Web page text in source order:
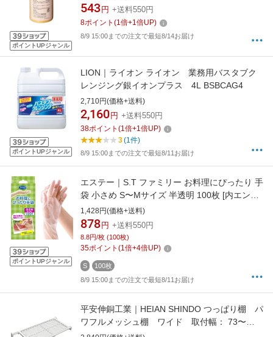
ポイントUPジャンル
543 円 +送料550円
8ポイント (1倍+1倍UP)
8/9 15:00までの注文で最短8/14お届け
ポイントUPジャンル
LION｜ライオン ライオン 業務用バスタブク
レンジング銀イオンプラス 4L BSBCAG4
2,710円(価格+送料)
2,160 円 +送料550円
38ポイント (1倍+1倍UP)
3(1件)
8/9 15:00までの注文で最短8/11お届け
ポイントUPジャンル
エステー｜S.T ファミリー お料理にぴったり 手
袋 小さめ S〜Mサイズ 半透明 100枚 [内エンボ
ス(凸凹)加工 左右両用タイプ 食品衛生法適合
調理 掃除 使い捨て] 半透明 ST76072
1,428円(価格+送料)
878 円 +送料550円
8.8円/枚 (100枚)
35ポイント (1倍+4倍UP)
S
100枚
8/9 15:00までの注文で最短8/11お届け
平安伸銅工業｜HEIAN SHINDO つっぱり棚 パ
ワフルメッシュ棚 ワイド 取付幅： 73〜
112cm